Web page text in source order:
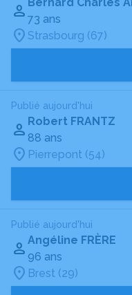
73 ans
Strasbourg (67)
Publié aujourd'hui
Robert FRANTZ
88 ans
Pierrepont (54)
Publié aujourd'hui
Angéline FRÈRE
96 ans
Brest (29)